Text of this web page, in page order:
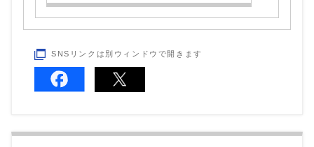
SNSリンクは別ウィンドウで開きます